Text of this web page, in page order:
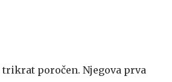
trikrat poročen. Njegova prva